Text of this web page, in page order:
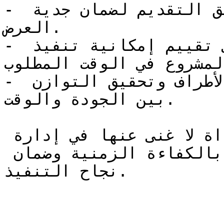
- تُستخدم كجزء أساسي من وثائق التقديم لضمان جدية
العرض.
- تُساعد الجهة المعلنة على تقييم إمكانية تنفيذ
في الوقت المطلوب.
- تُسهم في تنظيم العمل بين الأطراف وتحقيق التوازن
بين الجودة والوقت.
نجاح التنفيذ.